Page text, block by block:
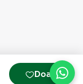
Doar